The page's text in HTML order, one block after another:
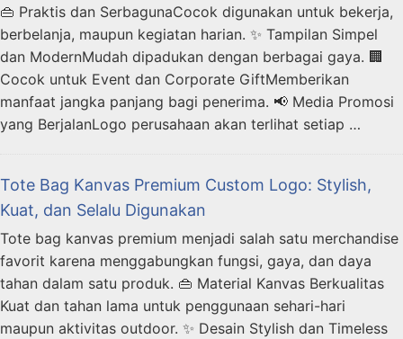
👜 Praktis dan SerbagunaCocok digunakan untuk bekerja,
berbelanja, maupun kegiatan harian. ✨ Tampilan Simpel
dan ModernMudah dipadukan dengan berbagai gaya. 🏢
Cocok untuk Event dan Corporate GiftMemberikan
manfaat jangka panjang bagi penerima. 📢 Media Promosi
yang BerjalanLogo perusahaan akan terlihat setiap …
Tote Bag Kanvas Premium Custom Logo: Stylish,
Kuat, dan Selalu Digunakan
Tote bag kanvas premium menjadi salah satu merchandise
favorit karena menggabungkan fungsi, gaya, dan daya
tahan dalam satu produk. 👜 Material Kanvas Berkualitas
Kuat dan tahan lama untuk penggunaan sehari-hari
maupun aktivitas outdoor. ✨ Desain Stylish dan Timeless